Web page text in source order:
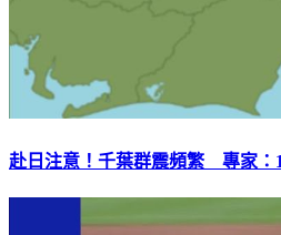
赴日注意！千葉群震頻繁 專家：